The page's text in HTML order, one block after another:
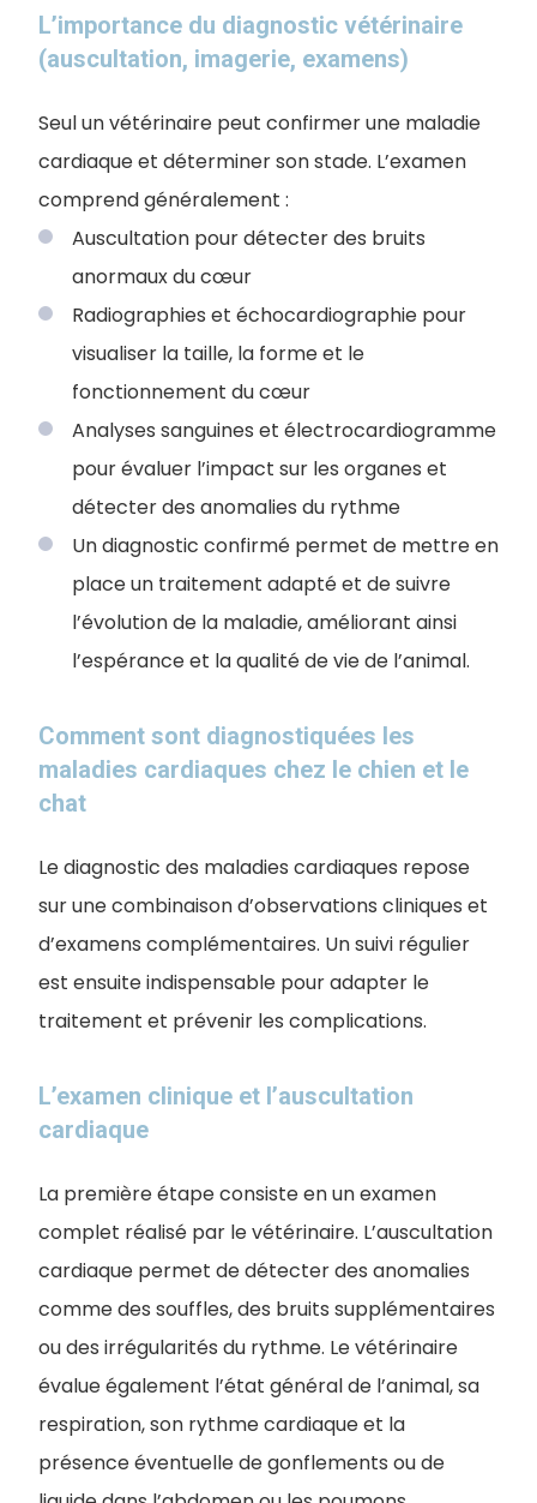
L’importance du diagnostic vétérinaire
(auscultation, imagerie, examens)
Seul un vétérinaire peut confirmer une maladie
cardiaque et déterminer son stade. L’examen
comprend généralement :
Auscultation pour détecter des bruits
anormaux du cœur
Radiographies et échocardiographie pour
visualiser la taille, la forme et le
fonctionnement du cœur
Analyses sanguines et électrocardiogramme
pour évaluer l’impact sur les organes et
détecter des anomalies du rythme
Un diagnostic confirmé permet de mettre en
place un traitement adapté et de suivre
l’évolution de la maladie, améliorant ainsi
l’espérance et la qualité de vie de l’animal.
Comment sont diagnostiquées les
maladies cardiaques chez le chien et le
chat
Le diagnostic des maladies cardiaques repose
sur une combinaison d’observations cliniques et
d’examens complémentaires. Un suivi régulier
est ensuite indispensable pour adapter le
traitement et prévenir les complications.
L’examen clinique et l’auscultation
cardiaque
La première étape consiste en un examen
complet réalisé par le vétérinaire. L’auscultation
cardiaque permet de détecter des anomalies
comme des souffles, des bruits supplémentaires
ou des irrégularités du rythme. Le vétérinaire
évalue également l’état général de l’animal, sa
respiration, son rythme cardiaque et la
présence éventuelle de gonflements ou de